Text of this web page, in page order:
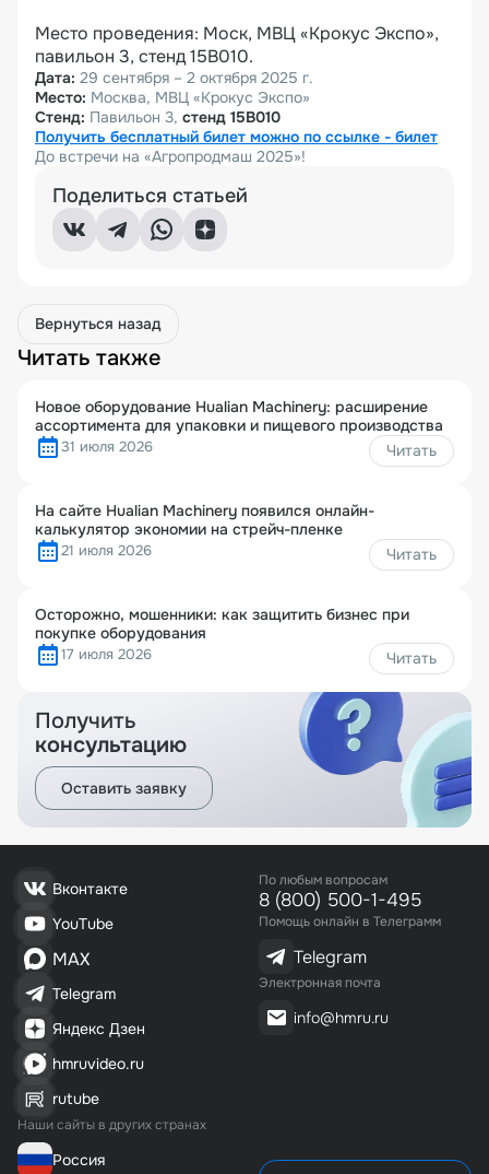
Место проведения: Моск, МВЦ «Крокус Экспо»,
павильон 3, стенд 15B010.
Дата: 29 сентября – 2 октября 2025 г.
Место: Москва, МВЦ «Крокус Экспо»
Стенд: Павильон 3, стенд 15B010
Получить бесплатный билет можно по ссылке - билет
До встречи на «Агропродмаш 2025»!
Поделиться статьей
Вернуться назад
Читать также
Новое оборудование Hualian Machinery: расширение
ассортимента для упаковки и пищевого производства
31 июля 2026 Читать
На сайте Hualian Machinery появился онлайн-
калькулятор экономии на стрейч-пленке
21 июля 2026 Читать
Осторожно, мошенники: как защитить бизнес при
покупке оборудования
17 июля 2026 Читать
Получить
консультацию
Оставить заявку
Вконтакте
YouTube
MAX
Telegram
Яндекс Дзен
hmruvideo.ru
rutube
Наши сайты в других странах
Россия
По любым вопросам
8 (800) 500-1-495
Помощь онлайн в Телеграмм
Telegram
Электронная почта
info@hmru.ru